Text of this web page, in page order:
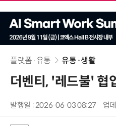
플랫폼·유통 유통·생활
더벤티, '레드불' 협
발행일 : 2026-06-03 08:27 업